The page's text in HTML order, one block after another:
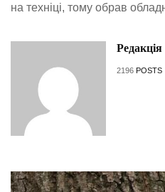
на техніці, тому обрав
Редакція
2196 POSTS